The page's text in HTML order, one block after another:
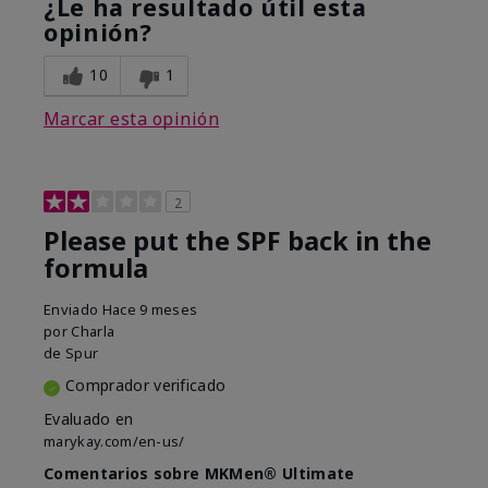
¿Le ha resultado útil esta
opinión?
10 1
Marcar esta opinión
2
Please put the SPF back in the
formula
Enviado Hace 9 meses
por Charla
de Spur
Comprador verificado
Evaluado en
marykay.com/en-us/
Comentarios sobre MKMen® Ultimate